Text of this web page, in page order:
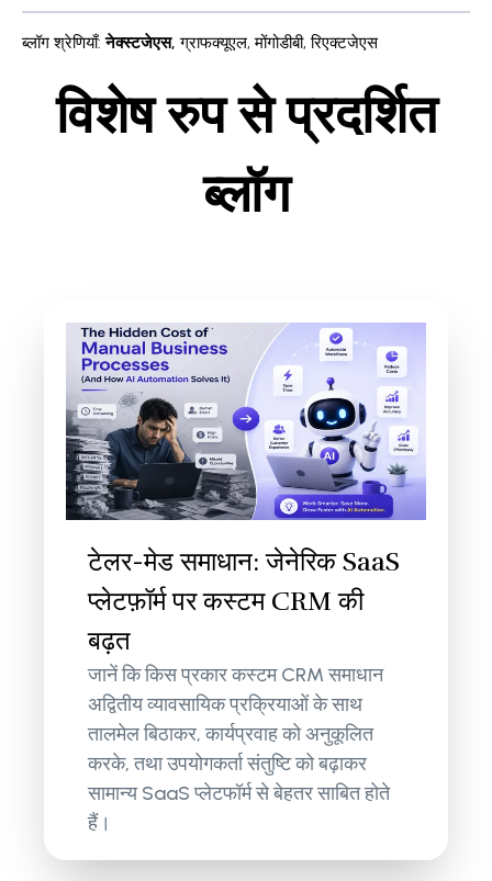
ब्लॉग श्रेणियाँ: नेक्स्टजेएस, ग्राफक्यूएल,मोंगोडीबी,रिएक्टजेएस
विशेष रुप से प्रदर्शित
ब्लॉग
टेलर-मेड समाधान: जेनेरिक SaaS
प्लेटफ़ॉर्म पर कस्टम CRM की
बढ़त
जानें कि किस प्रकार कस्टम CRM समाधान
अद्वितीय व्यावसायिक प्रक्रियाओं के साथ
तालमेल बिठाकर, कार्यप्रवाह को अनुकूलित
करके, तथा उपयोगकर्ता संतुष्टि को बढ़ाकर
सामान्य SaaS प्लेटफॉर्म से बेहतर साबित होते
हैं।